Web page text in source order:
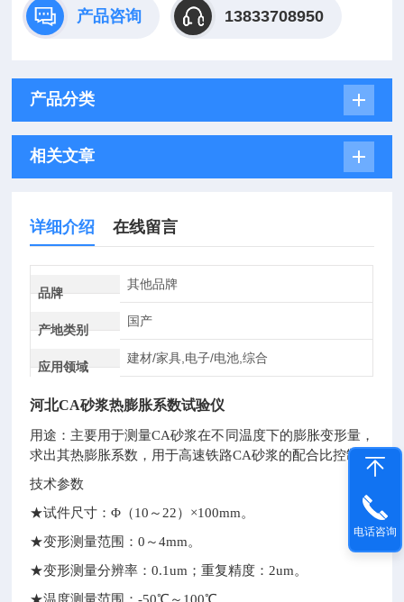
产品咨询 13833708950
产品分类
相关文章
详细介绍 在线留言
品牌
其他品牌
产地类别
国产
应用领域
建材/家具,电子/电池,综合
河北CA砂浆热膨胀系数试验仪
用途：主要用于测量CA砂浆在不同温度下的膨胀变形量，
求出其热膨胀系数，用于高速铁路CA砂浆的配合比控制。
技术参数
★试件尺寸：Φ （10～22）×100mm。
★变形测量范围：0～4mm。
★变形测量分辨率：0.1um；重复精度：2um。
电话咨询